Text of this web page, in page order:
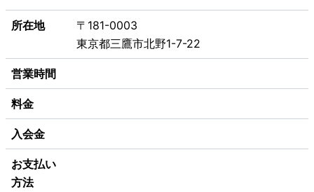
所在地
〒181-0003
東京都三鷹市北野1-7-22
営業時間
料金
入会金
お支払い
方法